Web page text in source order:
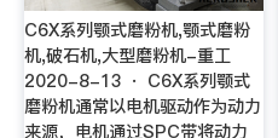
C6X系列颚式磨粉机,颚式磨粉
机,破石机,大型磨粉机-重工
2020-8-13 · C6X系列颚式
磨粉机通常以电机驱动作为动力
来源，电机通过SPC带将动力